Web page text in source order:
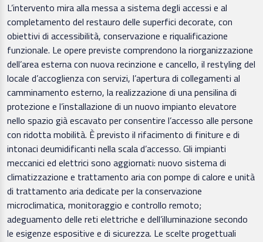
L’intervento mira alla messa a sistema degli accessi e al
completamento del restauro delle superfici decorate, con
obiettivi di accessibilità, conservazione e riqualificazione
funzionale. Le opere previste comprendono la riorganizzazione
dell’area esterna con nuova recinzione e cancello, il restyling del
locale d’accoglienza con servizi, l’apertura di collegamenti al
camminamento esterno, la realizzazione di una pensilina di
protezione e l’installazione di un nuovo impianto elevatore
nello spazio già escavato per consentire l’accesso alle persone
con ridotta mobilità. È previsto il rifacimento di finiture e di
intonaci deumidificanti nella scala d’accesso. Gli impianti
meccanici ed elettrici sono aggiornati: nuovo sistema di
climatizzazione e trattamento aria con pompe di calore e unità
di trattamento aria dedicate per la conservazione
microclimatica, monitoraggio e controllo remoto;
adeguamento delle reti elettriche e dell’illuminazione secondo
le esigenze espositive e di sicurezza. Le scelte progettuali